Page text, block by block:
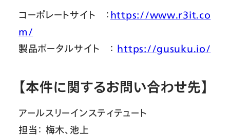
コーポレートサイト ： https://www.r3it.co
m/
製品ポータルサイト ： https://gusuku.io/
【本件に関するお問い合わせ先】
アールスリーインスティテュート
担当： 梅木、池上